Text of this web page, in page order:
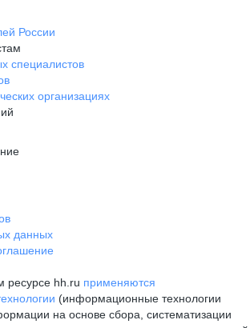
России
специалистов
организациях
данных
hh.ru применяются
(информационные технологии
на основе сбора, систематизации